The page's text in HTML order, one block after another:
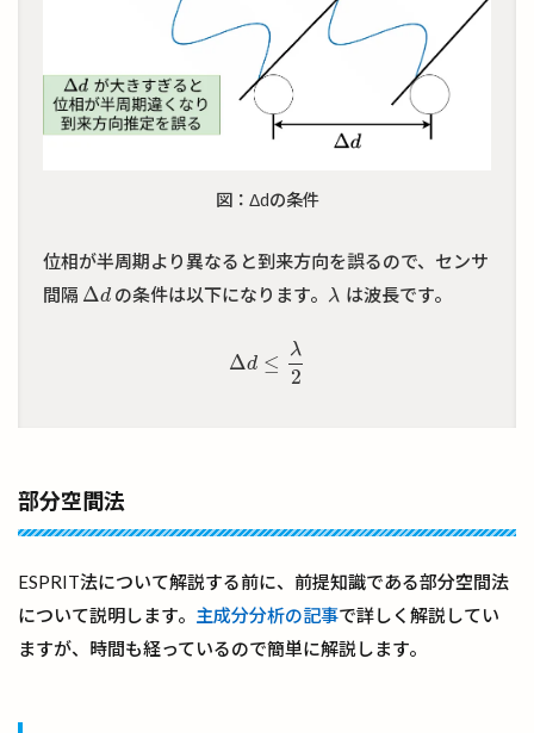
図：Δdの条件
位相が半周期より異なると到来方向を誤るので、センサ
間隔 Δd
Δd の条件は以下になります。 λ
λ は波長です。
Δd ≤
λ
2
Δd ≤λ 2
部分空間法
ESPRIT法について解説する前に、前提知識である部分空間法
について説明します。 主成分分析の記事で詳しく解説してい
ますが、時間も経っているので簡単に解説します。